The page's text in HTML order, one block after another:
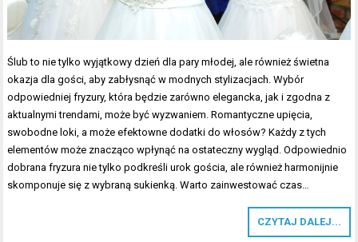
Ślub to nie tylko wyjątkowy dzień dla pary młodej, ale również świetna
okazja dla gości, aby zabłysnąć w modnych stylizacjach. Wybór
odpowiedniej fryzury, która będzie zarówno elegancka, jak i zgodna z
aktualnymi trendami, może być wyzwaniem. Romantyczne upięcia,
swobodne loki, a może efektowne dodatki do włosów? Każdy z tych
elementów może znacząco wpłynąć na ostateczny wygląd. Odpowiednio
dobrana fryzura nie tylko podkreśli urok gościa, ale również harmonijnie
skomponuje się z wybraną sukienką. Warto zainwestować czas…
CZYTAJ DALEJ...